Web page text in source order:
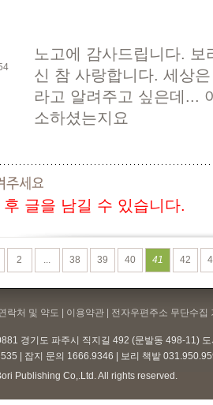
노고에 감사드립니다. 보
신 참 사랑합니다. 세상
라고 알려주고 싶은데...
소하셨는지요
글을 남길 수 있습니다.
2 38 39 40 41 42
락처 및 약도 | 이용약관 | 전자우편주소 무단수집
경기도 파주시 직지길 492 (문발동 498-11)
| 잡지 문의 1666.9346 | 보리 책밭
Publishing Co,.Ltd. All rights reserved.